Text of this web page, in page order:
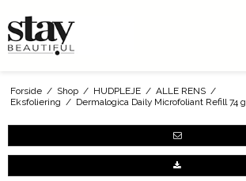
Forside / Shop / HUDPLEJE / ALLE RENS /
Eksfoliering / Dermalogica Daily Microfoliant Refill 74 g